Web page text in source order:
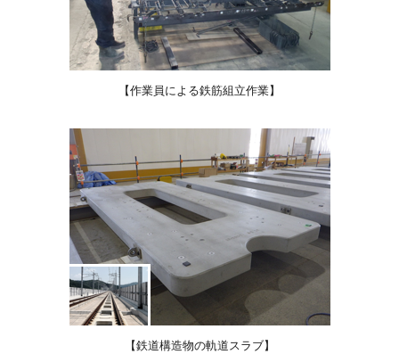
【作業員による鉄筋組立作業】
【鉄道構造物の軌道スラブ】